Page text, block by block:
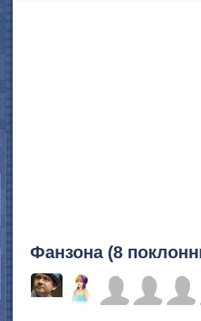
Фанзона (8